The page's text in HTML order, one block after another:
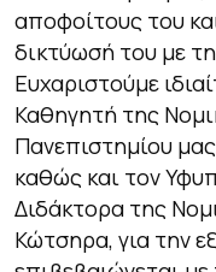
αποφοίτους του
δικτύωσή του με
Ευχαριστούμε
Καθηγητή της
Πανεπιστημίου
καθώς και τον
Διδάκτορα της
Κώτσηρα, για την